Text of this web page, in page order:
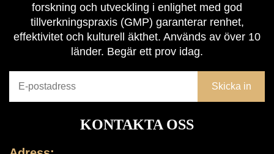
forskning och utveckling i enlighet med god
tillverkningspraxis (GMP) garanterar renhet,
effektivitet och kulturell äkthet. Används av över 10
länder. Begär ett prov idag.
KONTAKTA OSS